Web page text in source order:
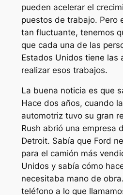
pueden acelerar el
puestos de trabajo. Pero
tan fluctuante, tenemos
que cada una de las
Estados Unidos tiene las
realizar esos trabajos.
La buena noticia es que
Hace dos años, cuando
automotriz tuvo su gran
Rush abrió una empresa
Detroit. Sabía que Ford
para el camión más
Unidos y sabía cómo
necesitaba mano de
teléfono a lo que